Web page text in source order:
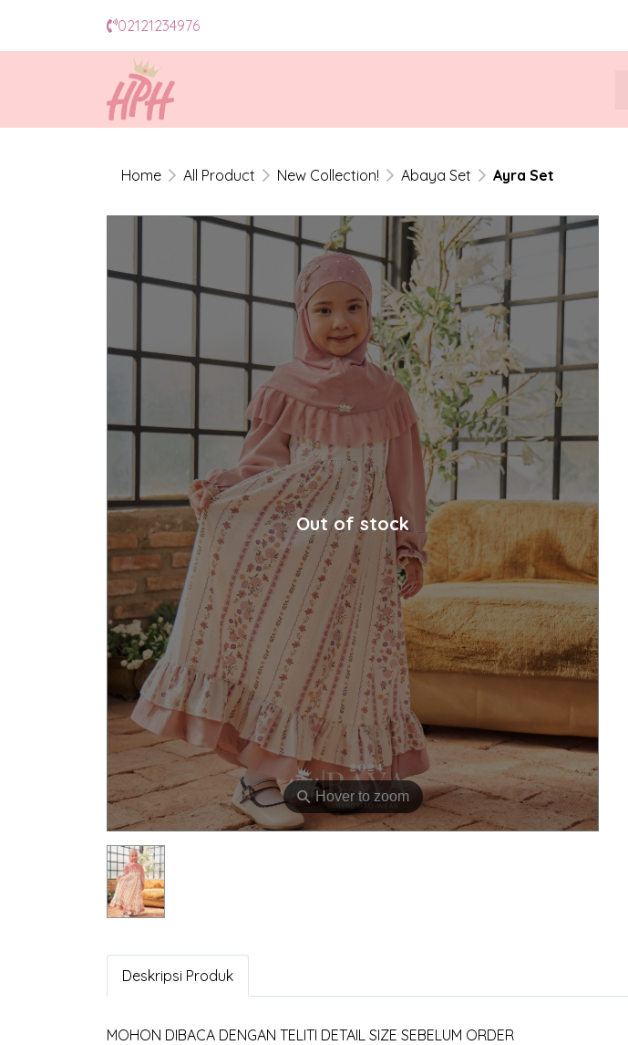
02121234976
Home All Product New Collection! Abaya Set Ayra Set
⚲Hover to zoom
Out of stock
Deskripsi Produk
MOHON DIBACA DENGAN TELITI DETAIL SIZE SEBELUM ORDER